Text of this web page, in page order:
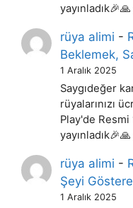
rüya alimi -
Beklemek,
1 Aralık 2025
Saygıdeğer
rüyalarınızı
Play'de Resmi
rüya alimi -
Şeyi
1 Aralık 2025